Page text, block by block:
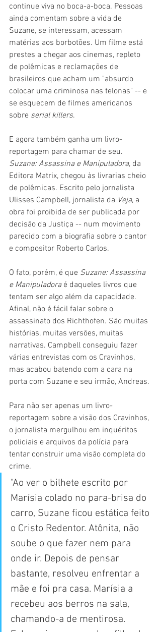
continue viva no boca-a-boca. Pessoas
ainda comentam sobre a vida de
Suzane, se interessam, acessam
matérias aos borbotões. Um filme está
prestes a chegar aos cinemas, repleto
de polêmicas e reclamações de
brasileiros que acham um "absurdo
colocar uma criminosa nas telonas" -- e
se esquecem de filmes americanos
sobre serial killers.
E agora também ganha um livro-
reportagem para chamar de seu.
Suzane: Assassina e Manipuladora, da
Editora Matrix, chegou às livrarias cheio
de polêmicas. Escrito pelo jornalista
Ulisses Campbell, jornalista da Veja, a
obra foi proibida de ser publicada por
decisão da Justiça -- num movimento
parecido com a biografia sobre o cantor
e compositor Roberto Carlos.
O fato, porém, é que Suzane: Assassina
e Manipuladora é daqueles livros que
tentam ser algo além da capacidade.
Afinal, não é fácil falar sobre o
assassinato dos Richthofen. São muitas
histórias, muitas versões, muitas
narrativas. Campbell conseguiu fazer
várias entrevistas com os Cravinhos,
mas acabou batendo com a cara na
porta com Suzane e seu irmão, Andreas.
Para não ser apenas um livro-
reportagem sobre a visão dos Cravinhos,
o jornalista mergulhou em inquéritos
policiais e arquivos da polícia para
tentar construir uma visão completa do
crime.
"Ao ver o bilhete escrito por
Marísia colado no para-brisa do
carro, Suzane ficou estática feito
o Cristo Redentor. Atônita, não
soube o que fazer nem para
onde ir. Depois de pensar
bastante, resolveu enfrentar a
mãe e foi pra casa. Marísia a
recebeu aos berros na sala,
chamando-a de mentirosa.